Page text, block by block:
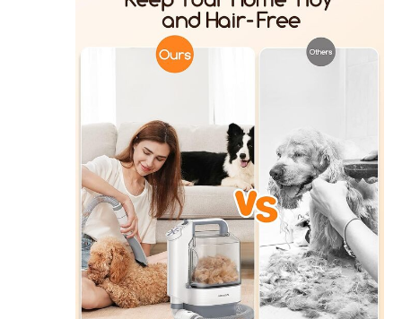
maison. Facilitez le
nettoyage des
Après-Vente
Rassurant:
Meowant est une
marque
professionnelle pour
animaux de
compagnie et nos
produits bénéficient
d'une garantie de 12
mois. Si vous